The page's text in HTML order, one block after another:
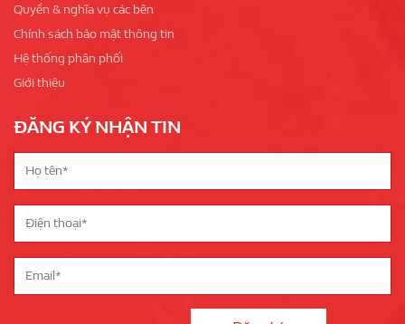
Quyền & nghĩa vụ các bên
Chính sách bảo mật thông tin
Hệ thống phân phối
Giới thiệu
ĐĂNG KÝ NHẬN TIN